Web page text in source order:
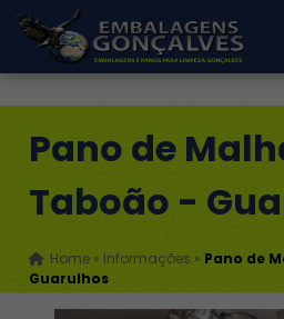
Pano de
Taboão -
Home » Informações » Pano de
Guarulhos